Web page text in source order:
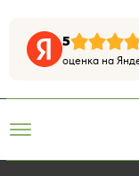
5
оценка на